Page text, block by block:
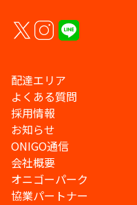
配達エリア
よくある質問
採用情報
お知らせ
ONIGO通信
会社概要
オニゴーパーク
協業パートナー